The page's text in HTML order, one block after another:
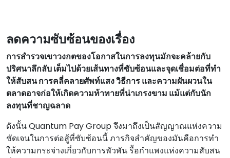
ลดความซับซ้อนของเรื่อง
การสํารวจเขาวงกตของโอกาสในการลงทุนมักจะคล้ายกับ
ปริศนาลึกลับ เต็มไปด้วยเส้นทางที่ซับซ้อนและจุดเชื่อมต่อที่ทํา
ให้สับสน การคลี่คลายศัพท์แสง วิธีการ และความผันผวนใน
ตลาดอาจก่อให้เกิดความท้าทายที่น่าเกรงขาม แม้แต่กับนัก
ลงทุนที่ชาญฉลาด
ดังนั้น Quantum Pay Group จึงมาถึงเป็นสัญญาณแห่งความ
ชัดเจนในการต่อสู้ที่ซับซ้อนนี้ ภารกิจสําคัญของมันคือการทํา
ให้ความกระจ่างเกี่ยวกับการพัวพัน รื้อกําแพงแห่งความสับสน